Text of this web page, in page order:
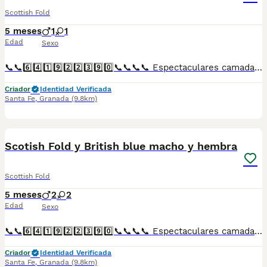
Scottish Fold
5 meses
Edad
1 1
Sexo
📞📞6️⃣4️⃣1️⃣9️⃣2️⃣2️⃣3️⃣9️⃣0️⃣📞📞📞📞 Espectaculares camadas de perritos de Scotish Fold descendientes de las mejores líneas de sangre. Disponibles tanto hembras como machos. Las camadas están bajo supervisión veterinaria desde su nacimiento hasta que son entregadas a su nueva familia. Criados por un equipo de profesionales y mejores personas que, con más de 20 años de experiencia , cuidan a los animales por vocación, aplicando una cría ética y responsable para que cada cachorro se desarrolle con la mejor salud y con un buen temperamento. Todos los cachorritos se entregan con unos dos meses y medio de edad y sus vacunas correspondientes, desparasitados interna y externamente, con certificado de salud, y garantía tanto por enfermedad vírica como congénito genética. Posibilidad de entregar en toda España mediante transporte propio preparado para animales y con chofer privado. Los precios pueden variar según las características y morfología de cada cachorro. Añádenos al whats app o llámanos, y encantados atenderemos todas tus dudas y consultas. Teléfono / Whats app: 641 92 23 90
Criador
Identidad Verificada
Santa Fe, Granada (9.8km)
Scotish Fold y British blue macho y hembra
Scottish Fold
5 meses
Edad
2 2
Sexo
📞📞6️⃣4️⃣1️⃣9️⃣2️⃣2️⃣3️⃣9️⃣0️⃣📞📞📞📞 Espectaculares camadas de perritos de Scotish Fold y British blue descendientes de las mejores líneas de sangre. Disponibles tanto hembras como machos. Las camadas están bajo supervisión veterinaria desde su nacimiento hasta que son entregadas a su nueva familia. Criados por un equipo de profesionales y mejores personas que, con más de 20 años de experiencia , cuidan a los animales por vocación, aplicando una cría ética y responsable para que cada cachorro se desarrolle con la mejor salud y con un buen temperamento. Todos los cachorritos se entregan con unos dos meses y medio de edad y sus vacunas correspondientes, desparasitados interna y externamente, con certificado de salud, y garantía tanto por enfermedad vírica como congénito genética. Posibilidad de entregar en toda España mediante transporte propio preparado para animales y con chofer privado. Los precios pueden variar según las características y morfología de cada cachorro. Añádenos al whats app o llámanos, y encantados atenderemos todas tus dudas y consultas. Teléfono / Whats app: 641 92 23 90
Criador
Identidad Verificada
Santa Fe, Granada (9.8km)